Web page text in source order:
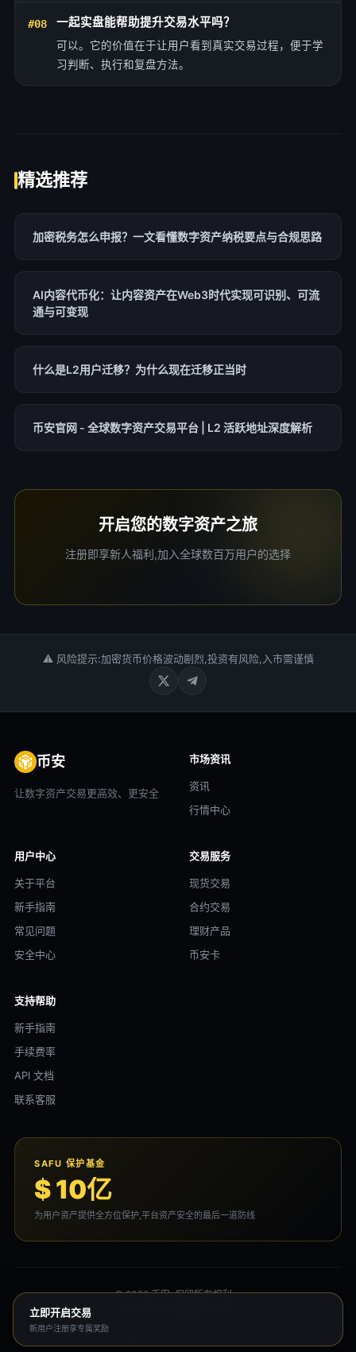
#08 一起实盘能帮助提升交易水平吗？
可以。它的价值在于让用户看到真实交易过程，便于学
习判断、执行和复盘方法。
精选推荐
加密税务怎么申报？一文看懂数字资产纳税要点与合规思路
AI内容代币化：让内容资产在Web3时代实现可识别、可流
通与可变现
什么是L2用户迁移？为什么现在迁移正当时
币安官网 - 全球数字资产交易平台 | L2 活跃地址深度解析
开启您的数字资产之旅
注册即享新人福利,加入全球数百万用户的选择
⚠ 风险提示:加密货币价格波动剧烈,投资有风险,入市需谨慎
币安
让数字资产交易更高效、更安全
市场资讯
资讯
行情中心
用户中心
关于平台
新手指南
常见问题
安全中心
交易服务
现货交易
合约交易
理财产品
币安卡
支持帮助
新手指南
手续费率
API 文档
联系客服
SAFU 保护基金
$ 10亿
为用户资产提供全方位保护,平台资产安全的最后一道防线
© 2026 币安. 保留所有权利。
立即开启交易
新用户注册享专属奖励